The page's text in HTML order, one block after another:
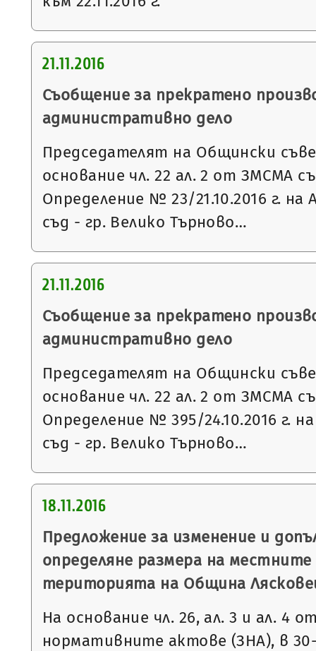
21.11.2016
Съобщение за прекратено
административно дело
Председателят на Общински
основание чл. 22 ал. 2 от ЗМСМА
Определение № 23/21.10.2016 г.
съд - гр. Велико Търново…
21.11.2016
Съобщение за прекратено
административно дело
Председателят на Общински
основание чл. 22 ал. 2 от ЗМСМА
Определение № 395/24.10.2016 г.
съд - гр. Велико Търново…
18.11.2016
Предложение за изменение и
определяне размера на местните
територията на Община
На основание чл. 26, ал. 3 и ал. 4
нормативните актове (ЗНА), в